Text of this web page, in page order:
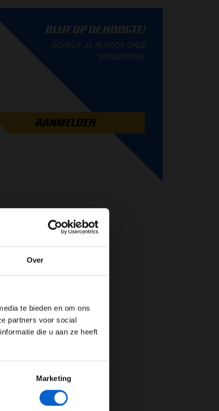
Over
te bieden en om ons
partners voor social
die u aan ze heeft
Marketing
BLIJF OP DE HOOGTE!
SCHRIJF JE IN VOOR ONZE
NIEUWSBRIEF
AANMELDEN